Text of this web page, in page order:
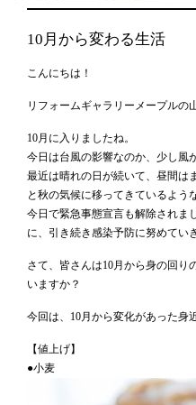
10月から変わる生活
こんにちは！
リフォームギャラリーメープルの
10月に入りましたね。
今日は台風の影響なのか、少し風
最近は晴れの日が続いて、昼間は
と秋の気候に移ってきているよう
今日で緊急事態宣言も解除されま
に、引き続き感染予防に努めてい
さて、皆さんは10月から身の回り
いますか？
今回は、10月から変化があった身
【値上げ】
●小麦